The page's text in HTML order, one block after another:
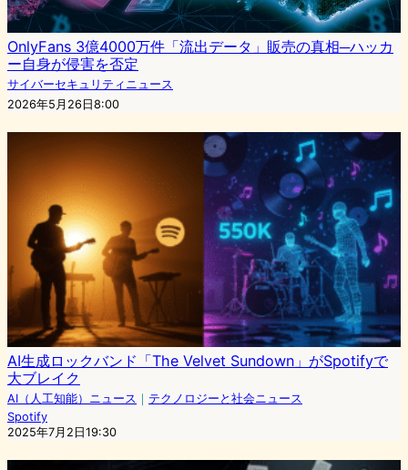
OnlyFans 3億4000万件「流出データ」販売の真相─ハッカ
ー自身が侵害を否定
サイバーセキュリティニュース
2026年5月26日8:00
AI生成ロックバンド「The Velvet Sundown」がSpotifyで
大ブレイク
AI（人工知能）ニュース ｜ テクノロジーと社会ニュース
Spotify
2025年7月2日19:30